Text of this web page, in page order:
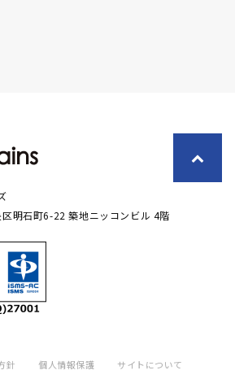
明石町6-22 築地ニッコンビル 4階
針 個人情報保護 サイトについて